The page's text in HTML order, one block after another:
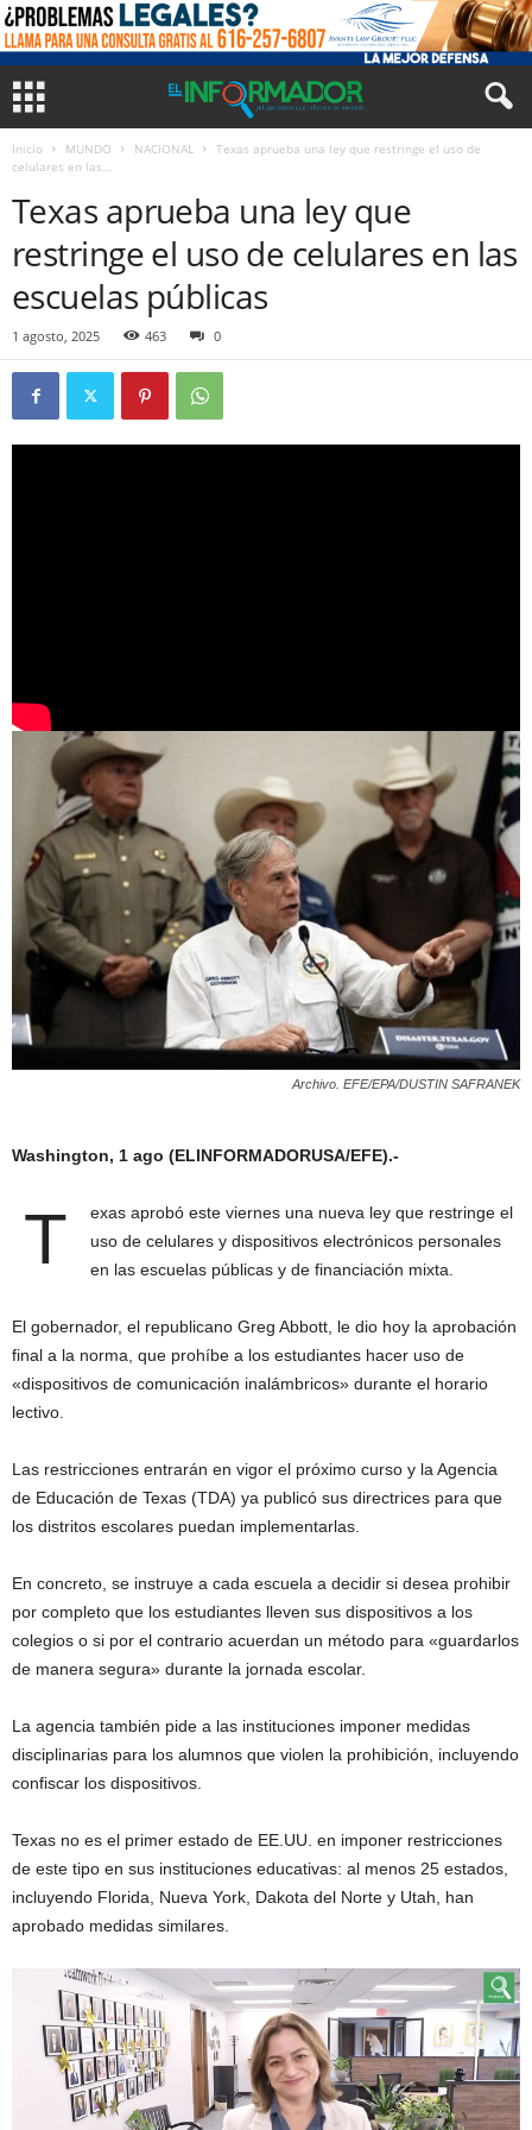
Inicio MUNDO NACIONAL
Texas aprueba una ley que restringe el uso de
celulares en las...
Texas aprueba una ley que
restringe el uso de celulares en las
escuelas públicas
1 agosto, 2025 463 0
Archivo. EFE/EPA/DUSTIN SAFRANEK
Washington, 1 ago (ELINFORMADORUSA/EFE).-
T
exas aprobó este viernes una nueva ley que restringe el
uso de celulares y dispositivos electrónicos personales
en las escuelas públicas y de financiación mixta.
El gobernador, el republicano Greg Abbott, le dio hoy la aprobación
final a la norma, que prohíbe a los estudiantes hacer uso de
«dispositivos de comunicación inalámbricos» durante el horario
lectivo.
Las restricciones entrarán en vigor el próximo curso y la Agencia
de Educación de Texas (TDA) ya publicó sus directrices para que
los distritos escolares puedan implementarlas.
En concreto, se instruye a cada escuela a decidir si desea prohibir
por completo que los estudiantes lleven sus dispositivos a los
colegios o si por el contrario acuerdan un método para «guardarlos
de manera segura» durante la jornada escolar.
La agencia también pide a las instituciones imponer medidas
disciplinarias para los alumnos que violen la prohibición, incluyendo
confiscar los dispositivos.
Texas no es el primer estado de EE.UU. en imponer restricciones
de este tipo en sus instituciones educativas: al menos 25 estados,
incluyendo Florida, Nueva York, Dakota del Norte y Utah, han
aprobado medidas similares.